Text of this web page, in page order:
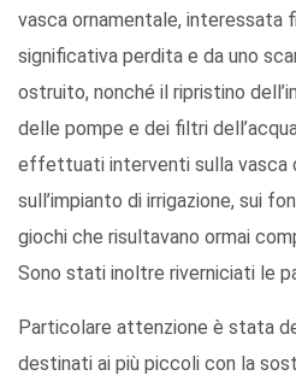
vasca ornamentale, interessata
significativa perdita e da uno
ostruito, nonché il ripristino
delle pompe e dei filtri
effettuati interventi sulla vasca
sull’impianto di irrigazione, sui
giochi che risultavano ormai
Sono stati inoltre riverniciati le
Particolare attenzione è stata
destinati ai più piccoli con la